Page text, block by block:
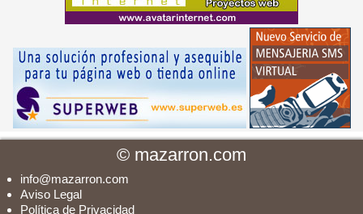
© mazarron.com
info@mazarron.com
Aviso Legal
Política de Privacidad